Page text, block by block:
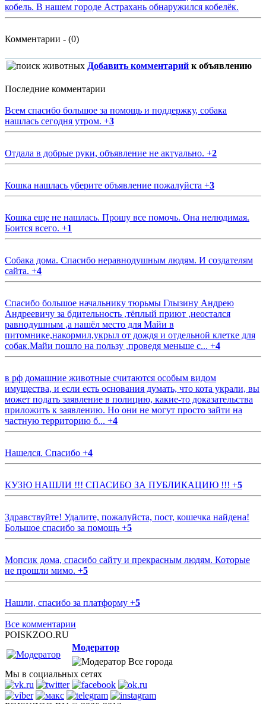
кобель. В нашем городе Астрахань обнаружился кобелёк.
Комментарии - (0)
Добавить комментарий к объявлению
Последние комментарии
Всем спасибо большое за помощь и поддержку, собака
нашлась сегодня утром. +3
Отдала в добрые руки, объявление не актуально. +2
Кошка нашлась уберите объявление пожалуйста +3
Кошка еще не нашлась. Прошу все помочь. Она нелюдимая.
Боится всего. +1
Собака дома. Спасибо неравнодушным людям. И создателям
сайта. +4
Спасибо большое начальнику тюрьмы Глызину Андрею
Андреевичу за бдительность ,тёплый приют ,неостался
равнодушным ,а нашёл место для Майи в
питомнике,накормил,укрыл от дождя и отдельной клетке для
собак.Майи пошло на пользу ,проведя меньше с... +4
в рф домашние животные считаются особым видом
имущества, и если есть основания думать, что кота украли, вы
может подать заявление в полицию, какие-то доказательства
приложить к заявлению. Но они не могут просто зайти на
частную территорию б... +4
Нашелся. Спасибо +4
КУЗЮ НАШЛИ !!! СПАСИБО ЗА ПУБЛИКАЦИЮ !!! +5
Здравствуйте! Удалите, пожалуйста, пост, кошечка найдена!
Большое спасибо за помощь +5
Мопсик дома, спасибо сайту и прекрасным людям. Которые
не прошли мимо. +5
Нашли, спасибо за платформу +5
Все комментарии
POISKZOO.RU
Модератор
Все города
Мы в социальных сетях